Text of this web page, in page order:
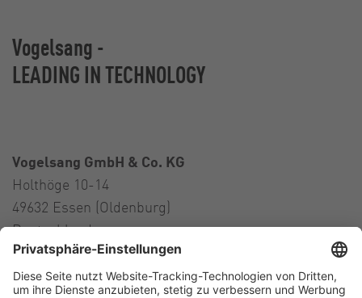
Vogelsang -
LEADING IN TECHNOLOGY
Vogelsang GmbH & Co. KG
Holthöge 10-14
49632 Essen (Oldenburg)
Deutschland
Kontakt